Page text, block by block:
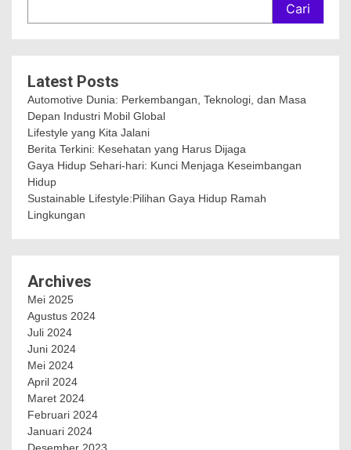
Cari
Latest Posts
Automotive Dunia: Perkembangan, Teknologi, dan Masa
Depan Industri Mobil Global
Lifestyle yang Kita Jalani
Berita Terkini: Kesehatan yang Harus Dijaga
Gaya Hidup Sehari-hari: Kunci Menjaga Keseimbangan
Hidup
Sustainable Lifestyle:Pilihan Gaya Hidup Ramah
Lingkungan
Archives
Mei 2025
Agustus 2024
Juli 2024
Juni 2024
Mei 2024
April 2024
Maret 2024
Februari 2024
Januari 2024
Desember 2023